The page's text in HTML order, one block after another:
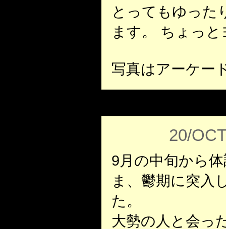
とってもゆった
ます。 ちょっ
写真はアーケー
20/
9月の中旬から
ま、鬱期に突入
た。
大勢の人と会っ